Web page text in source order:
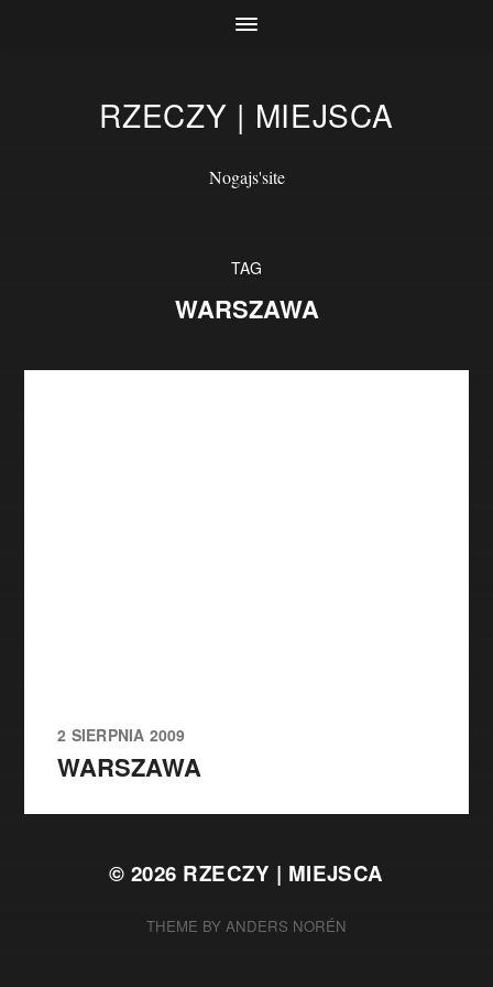
RZECZY | MIEJSCA
Nogajs'site
TAG
WARSZAWA
2 SIERPNIA 2009
WARSZAWA
© 2026 RZECZY | MIEJSCA
THEME BY ANDERS NORÉN